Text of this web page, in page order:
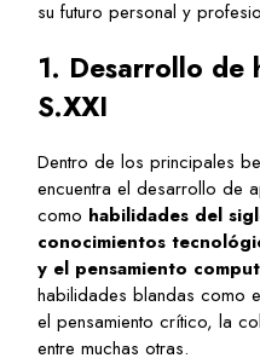
su futuro personal y
1. Desarrollo de
S.XXI
Dentro de los principales
encuentra el desarrollo de
como habilidades del
conocimientos
y el pensamiento
habilidades blandas como
el pensamiento crítico, la
entre muchas otras.